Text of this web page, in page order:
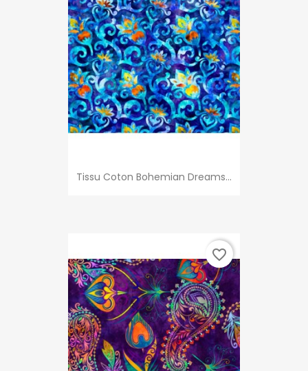
Tissu Coton Bohemian Dreams...
favorite_border